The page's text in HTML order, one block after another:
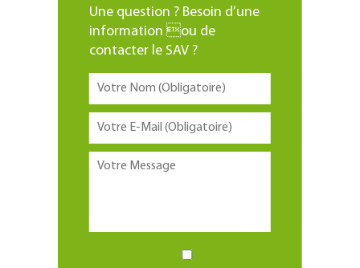
Une question ? Besoin d’une
information ou de
contacter le SAV ?